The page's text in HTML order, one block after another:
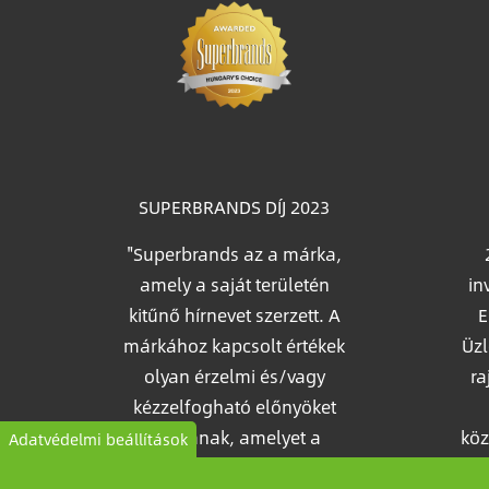
SUPERBRANDS DÍJ 2023
"Superbrands az a márka,
amely a saját területén
kitűnő hírnevet szerzett. A
márkához kapcsolt értékek
olyan érzelmi és/vagy
kézzelfogható előnyöket
nyújtanak, amelyet a
Adatvédelmi beállítások